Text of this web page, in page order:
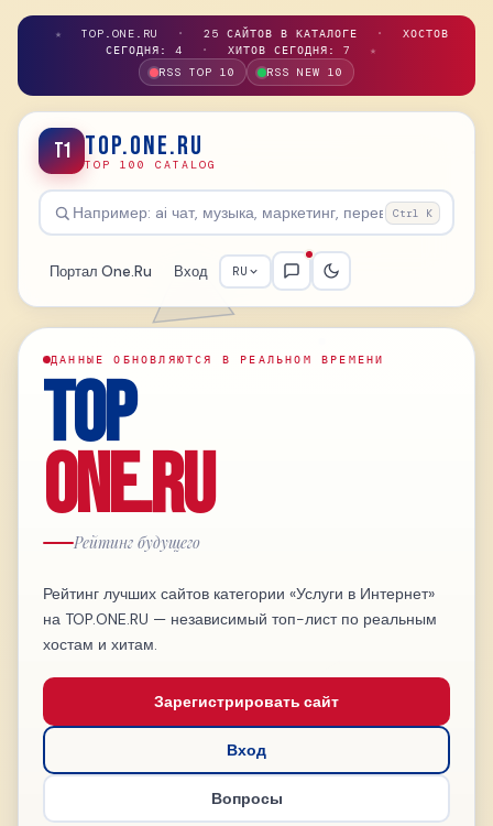
★ TOP.ONE.RU • 25 САЙТОВ В КАТАЛОГЕ •
ХОСТОВ
СЕГОДНЯ: 4
• ХИТОВ СЕГОДНЯ: 7
★
RSS TOP 10
RSS NEW 10
T1 TOP.ONE.RU
TOP 100 CATALOG
Ctrl K
Портал One.Ru Вход RU
ДАННЫЕ ОБНОВЛЯЮТСЯ В РЕАЛЬНОМ ВРЕМЕНИ
TOP
ONE.RU
Рейтинг будущего
Рейтинг лучших сайтов категории «Услуги в Интернет»
на TOP.ONE.RU — независимый топ-лист по реальным
хостам и хитам.
Зарегистрировать сайт
Вход
Вопросы